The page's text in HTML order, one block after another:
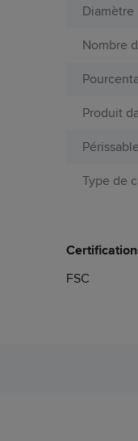
Nombre
Produit
Périssable
Type de
FSC